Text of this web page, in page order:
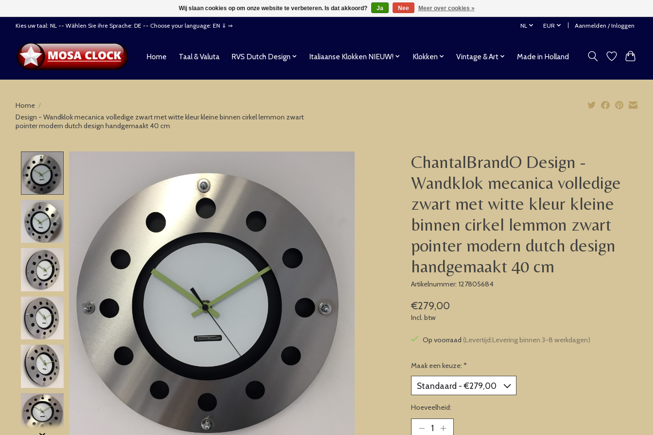
Kies uw taal: NL -- Wählen Sie ihre Sprache: DE -- Choose your language: EN ⇓ ⇒ NL EUR Aanmelden / Inloggen
Home Taal & Valuta RVS Dutch Design Italiaanse Klokken NIEUW! Klokken Vintage & Art Made in Holland
Home /
Design - Wandklok mecanica volledige zwart met witte kleur kleine binnen cirkel lemmon zwart
pointer modern dutch design handgemaakt 40 cm
ChantalBrandO Design -
Wandklok mecanica volledige
zwart met witte kleur kleine
binnen cirkel lemmon zwart
pointer modern dutch design
handgemaakt 40 cm
Artikelnummer: 127805684
€279,00
Incl. btw
Op voorraad (Levertijd:Levering binnen 3-8 werkdagen)
Maak een keuze: *
Hoeveelheid:
Wij slaan cookies op om onze website te verbeteren. Is dat akkoord? Ja Nee Meer over cookies »